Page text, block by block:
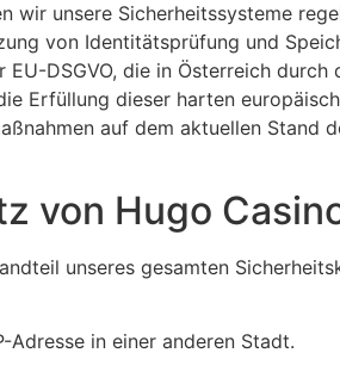
wir unsere Sicherheitssysteme
von Identitätsprüfung und
DSGVO, die in Österreich durch
Erfüllung dieser harten
auf dem aktuellen Stand
von Hugo
unseres gesamten
in einer anderen Stadt.